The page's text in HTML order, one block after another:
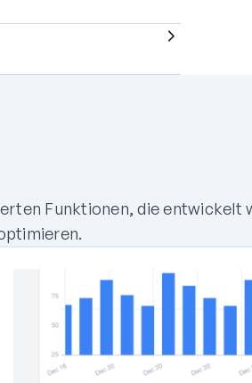
Funktionen, die entwickelt